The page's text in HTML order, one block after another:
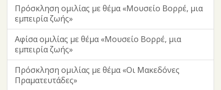
Πρόσκληση ομιλίας με θέμα «Μουσείο Βορρέ, μια
εμπειρία ζωής»
Αφίσα ομιλίας με θέμα «Μουσείο Βορρέ, μια
εμπειρία ζωής»
Πρόσκληση ομιλίας με θέμα «Οι Μακεδόνες
Πραματευτάδες»